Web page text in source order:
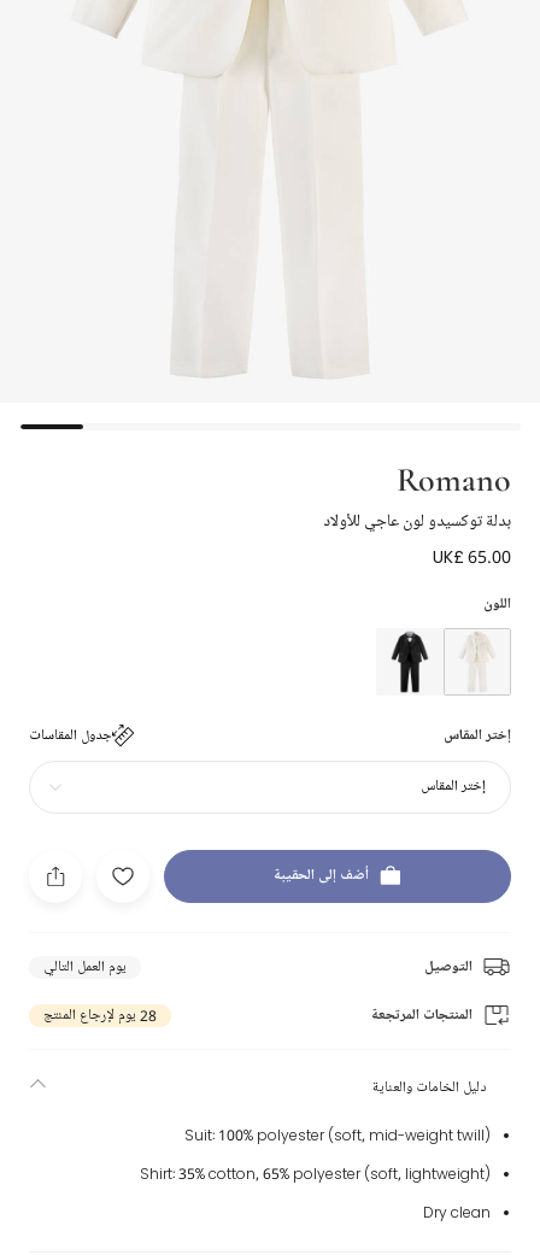
Romano
بدلة توكسيدو لون عاجي للأولاد
UK£ 65.00
اللون
إختر المقاس جدول المقاسات
إختر المقاس
أضف إلى الحقيبة
التوصيل يوم العمل التالي
المنتجات المرتجعة 28 يوم لإرجاع المنتج
دليل الخامات والعناية
Suit: 100% polyester (soft, mid-weight twill)
Shirt: 35% cotton, 65% polyester (soft, lightweight)
Dry clean